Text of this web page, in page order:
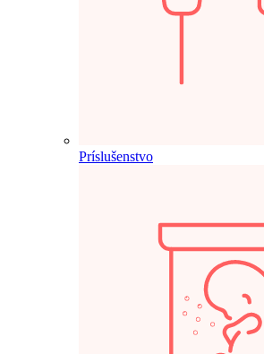
Príslušenstvo